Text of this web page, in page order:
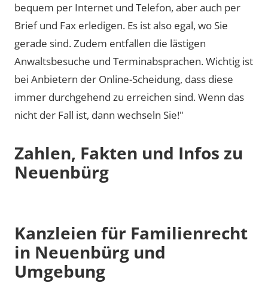
bequem per Internet und Telefon, aber auch per
Brief und Fax erledigen. Es ist also egal, wo Sie
gerade sind. Zudem entfallen die lästigen
Anwaltsbesuche und Terminabsprachen. Wichtig ist
bei Anbietern der Online-Scheidung, dass diese
immer durchgehend zu erreichen sind. Wenn das
nicht der Fall ist, dann wechseln Sie!"
Zahlen, Fakten und Infos zu
Neuenbürg
Kanzleien für Familienrecht
in Neuenbürg und
Umgebung